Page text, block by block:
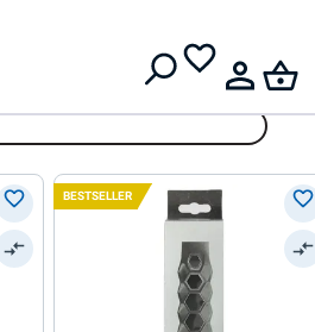
BESTSELLER